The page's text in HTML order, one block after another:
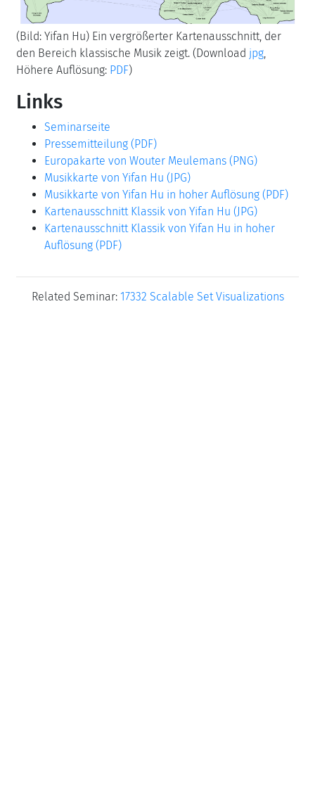
(Bild: Yifan Hu) Ein vergrößerter Kartenausschnitt, der
den Bereich klassische Musik zeigt. (Download jpg
Höhere Auflösung: PDF)
Links
Seminarseite
Pressemitteilung (PDF)
Europakarte von Wouter Meulemans (PNG)
Musikkarte von Yifan Hu (JPG)
Musikkarte von Yifan Hu in hoher Auflösung (PDF)
Kartenausschnitt Klassik von Yifan Hu (JPG)
Kartenausschnitt Klassik von Yifan Hu in hoher
Auflösung (PDF)
Related Seminar: 17332 Scalable Set Visualizations